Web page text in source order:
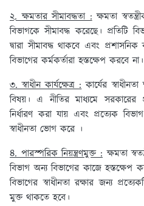
২. ক্ষমতার সীমাবদ্ধতা :ক্ষমতা
বিভাগকে সীমাবদ্ধ করেছে। প্রতিটি
দ্বারা সীমাবদ্ধ থাকবে এবং
বিভাগের কর্মকর্তারা হস্তক্ষেপ করবে না।
৩. স্বাধীন কার্যক্ষেত্র :কার্যের
বিষয়। এ নীতির মাধ্যমে সরকারের
নির্ধারণ করা যায় এবং প্রত্যেক
স্বাধীনতা ভোগ করে ।
৪. পারস্পরিক নিয়ন্ত্রণমুক্ত : ক্ষমতা
বিভাগ অন্য বিভাগের কাজে হস্তক্ষেপ
বিভাগের স্বাধীনতা রক্ষার জন্য
মুক্ত থাকতে হবে।